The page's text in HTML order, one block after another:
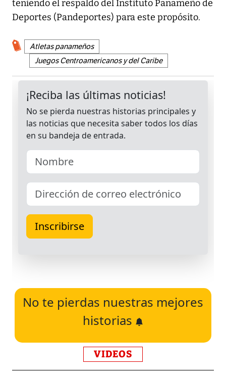
teniendo el respaldo del Instituto Panameño de
Deportes (Pandeportes) para este propósito.
Atletas panameños
Juegos Centroamericanos y del Caribe
No te pierdas nuestras mejores
historias
VIDEOS